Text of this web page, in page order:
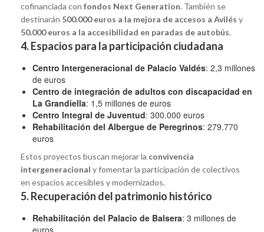
cofinanciada con fondos Next Generation. También se
destinarán 500.000 euros a la mejora de accesos a Avilés y
50.000 euros a la accesibilidad en paradas de autobús.
4. Espacios para la participación ciudadana
Centro Intergeneracional de Palacio Valdés: 2,3 millones
de euros
Centro de integración de adultos con discapacidad en
La Grandiella: 1,5 millones de euros
Centro Integral de Juventud: 300.000 euros
Rehabilitación del Albergue de Peregrinos: 279.770
euros
Estos proyectos buscan mejorar la convivencia
intergeneracional y fomentar la participación de colectivos
en espacios accesibles y modernizados.
5. Recuperación del patrimonio histórico
Rehabilitación del Palacio de Balsera: 3 millones de
euros